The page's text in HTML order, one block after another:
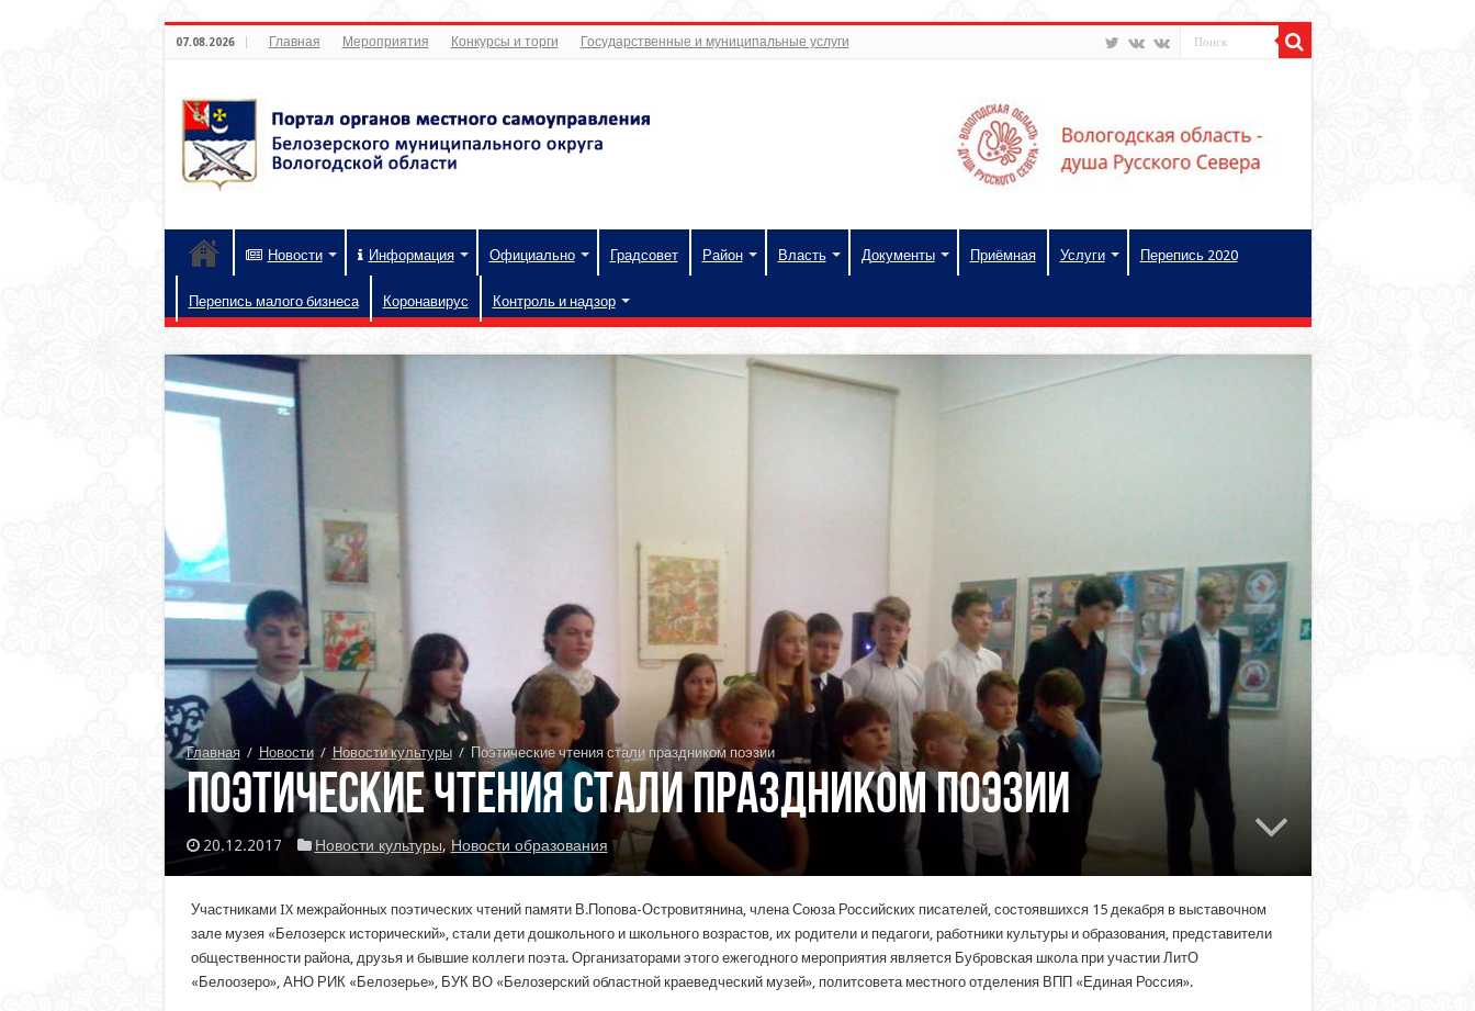
07.08.2026 Главная Мероприятия Конкурсы и торги Государственные и муниципальные услуги
Новости Информация Официально Градсовет Район Власть Документы Приёмная Услуги Перепись 2020
Перепись малого бизнеса Коронавирус Контроль и надзор
Главная / Новости / Новости культуры / Поэтические чтения стали праздником поэзии
Поэтические чтения стали праздником поэзии
20.12.2017 Новости культуры, Новости образования
Участниками IX межрайонных поэтических чтений памяти В.Попова-Островитянина, члена Союза Российских писателей, состоявшихся 15 декабря в выставочном
зале музея «Белозерск исторический», стали дети дошкольного и школьного возрастов, их родители и педагоги, работники культуры и образования, представители
общественности района, друзья и бывшие коллеги поэта. Организаторами этого ежегодного мероприятия является Бубровская школа при участии ЛитО
«Белоозеро», АНО РИК «Белозерье», БУК ВО «Белозерский областной краеведческий музей», политсовета местного отделения ВПП «Единая Россия».